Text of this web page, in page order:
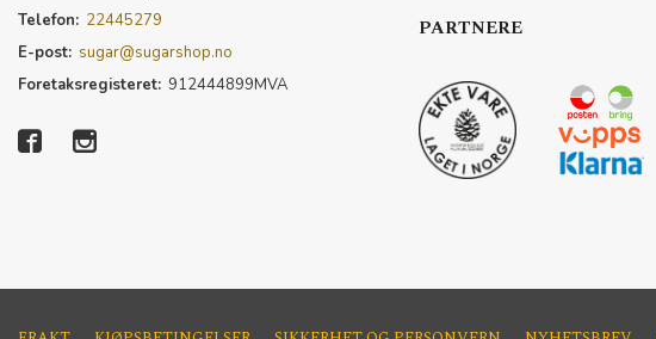
Telefon: 22445279
E-post: sugar@sugarshop.no
Foretaksregisteret: 912444899MVA
PARTNERE